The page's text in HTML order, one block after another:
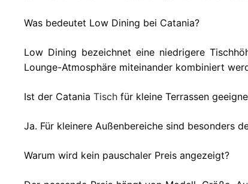
Was bedeutet Low Dining bei Catania?
Low Dining bezeichnet eine niedrigere
Lounge-Atmosphäre miteinander kombiniert
Ist der Catania Tisch für kleine Terrassen
Ja. Für kleinere Außenbereiche sind besonders
Warum wird kein pauschaler Preis angezeigt?